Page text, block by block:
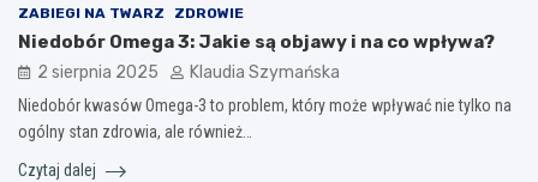
ZABIEGI NA TWARZ
ZDROWIE
Niedobór Omega 3: Jakie są objawy i na co wpływa?
2 sierpnia 2025 Klaudia Szymańska
Niedobór kwasów Omega-3 to problem, który może wpływać nie tylko na
ogólny stan zdrowia, ale również…
Czytaj dalej